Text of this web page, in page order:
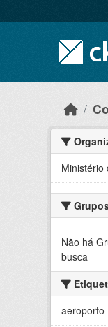
Ministério
Não há
busca
aeroporto